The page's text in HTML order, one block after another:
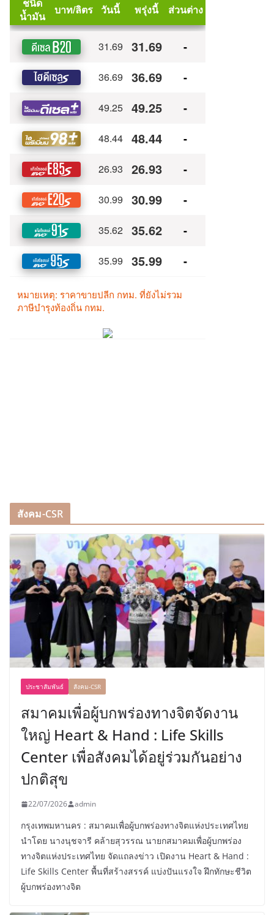
สังคม-CSR
ประชาสัมพันธ์ สังคม-CSR
สมาคมเพื่อผู้บกพร่องทางจิตจัดงาน
ใหญ่ Heart & Hand : Life Skills
Center เพื่อสังคมได้อยู่ร่วมกันอย่าง
ปกติสุข
22/07/2026 admin
กรุงเทพมหานคร : สมาคมเพื่อผู้บกพร่องทางจิตแห่งประเทศไทย
นำโดย นางนุชจารี คล้ายสุวรรณ นายกสมาคมเพื่อผู้บกพร่อง
ทางจิตแห่งประเทศไทย จัดแถลงข่าว เปิดงาน Heart & Hand :
Life Skills Center พื้นที่สร้างสรรค์ แบ่งปันแรงใจ ฝึกทักษะชีวิต
ผู้บกพร่องทางจิต